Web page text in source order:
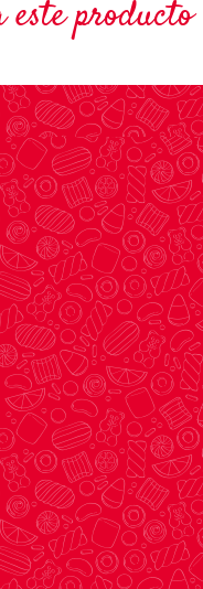
este producto